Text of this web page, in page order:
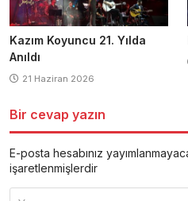
Kazım Koyuncu 21. Yılda
Anıldı
21 Haziran 2026
Bir cevap yazın
E-posta hesabınız
işaretlenmişlerdir